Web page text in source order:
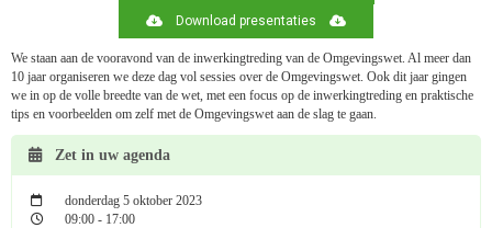
Download presentaties
We staan aan de vooravond van de inwerkingtreding van de Omgevingswet. Al meer dan
10 jaar organiseren we deze dag vol sessies over de Omgevingswet. Ook dit jaar gingen
we in op de volle breedte van de wet, met een focus op de inwerkingtreding en praktische
tips en voorbeelden om zelf met de Omgevingswet aan de slag te gaan.
Zet in uw agenda
donderdag 5 oktober 2023
09:00 - 17:00